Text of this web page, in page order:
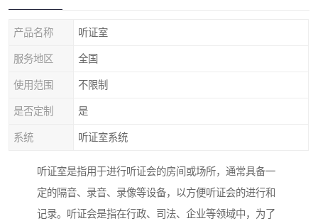
产品名称 听证室
服务地区 全国
使用范围 不限制
是否定制 是
系统 听证室系统
听证室是指用于进行听证会的房间或场所，通常具备一
定的隔音、录音、录像等设备，以方便听证会的进行和
记录。听证会是指在行政、司法、企业等领域中，为了